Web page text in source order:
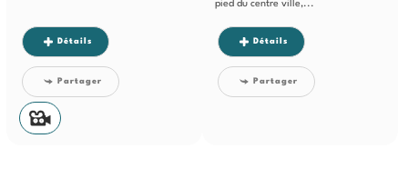
Détails
Partager
pied du centre ville,...
Détails
Partager